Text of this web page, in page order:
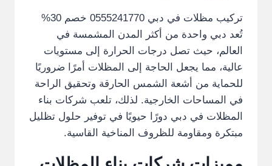
تركيب مظلات في دبي 0555241770 خصم 30%
تُعد دبي واحدة من أكثر المدن المشمسة في
العالم، حيث تصل درجات الحرارة إلى مستويات
عالية، مما يجعل الحاجة إلى المظلات أمرًا ضروريًا
للحماية من أشعة الشمس الحارقة وتحقيق الراحة
في المساحات الخارجية. لذلك، تلعب شركات بناء
المظلات في دبي دورًا حيويًا في توفير حلول تظليل
مبتكرة ومقاومة للظروف المناخية القاسية.